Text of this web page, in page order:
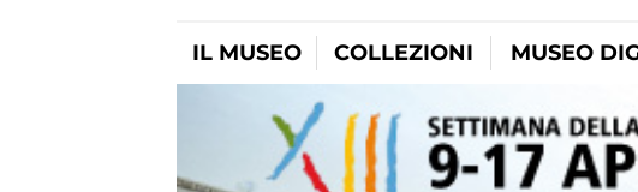
IL MUSEO COLLEZIONI MUSEO